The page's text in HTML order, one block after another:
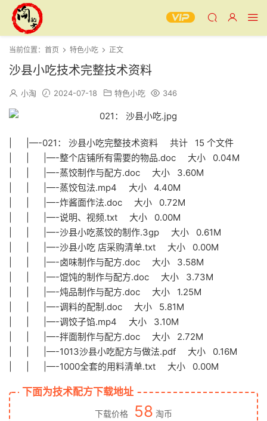
当前位置： 首页 特色小吃 正文
沙县小吃技术完整技术资料
小淘 2024-07-18 特色小吃 346
| |—-021： 沙县小吃完整技术资料 共计 15 个文件
| | |—-整个店铺所有需要的物品.doc 大小 0.04M
| | |—-蒸饺制作与配方.doc 大小 3.60M
| | |—-蒸饺包法.mp4 大小 4.40M
| | |—-炸酱面作法.doc 大小 0.72M
| | |—-说明、视频.txt 大小 0.00M
| | |—-沙县小吃蒸饺的制作.3gp 大小 0.61M
| | |—-沙县小吃 店采购清单.txt 大小 0.00M
| | |—-卤味制作与配方.doc 大小 3.58M
| | |—-馄饨的制作与配方.doc 大小 3.73M
| | |—-炖品制作与配方.doc 大小 1.25M
| | |—-调料的配制.doc 大小 5.81M
| | |—-调饺子馅.mp4 大小 3.10M
| | |—-拌面制作与配方.doc 大小 2.72M
| | |—-1013沙县小吃配方与做法.pdf 大小 0.16M
| | |—-1000全套的用料清单.txt 大小 0.00M
下面为技术配方下载地址
下载价格 58 淘币